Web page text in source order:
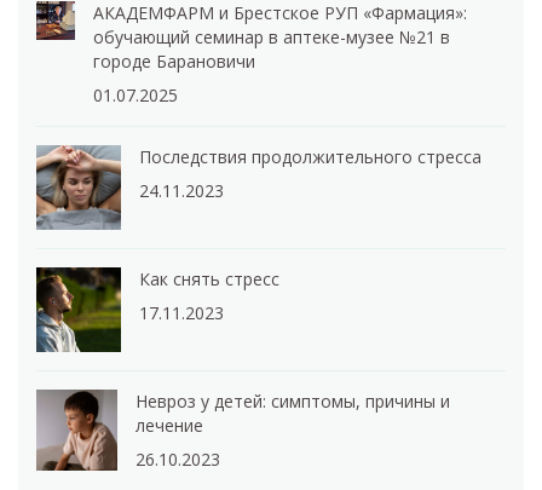
АКАДЕМФАРМ и Брестское РУП «Фармация»:
обучающий семинар в аптеке-музее №21 в
городе Барановичи
01.07.2025
Последствия продолжительного стресса
24.11.2023
Как снять стресс
17.11.2023
Невроз у детей: симптомы, причины и
лечение
26.10.2023